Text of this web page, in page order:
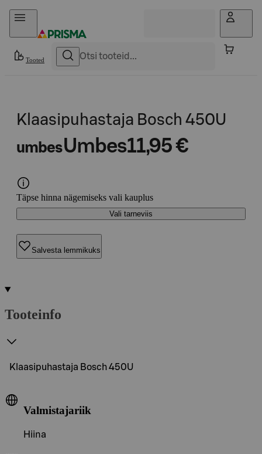
Otse sisu juurde
Tooted
Klaasipuhastaja Bosch 450U
umbesUmbes11,95 €
Täpse hinna nägemiseks vali kauplus
Vali tarneviis
Salvesta lemmikuks
Tooteinfo
Klaasipuhastaja Bosch 450U
Valmistajariik
Hiina